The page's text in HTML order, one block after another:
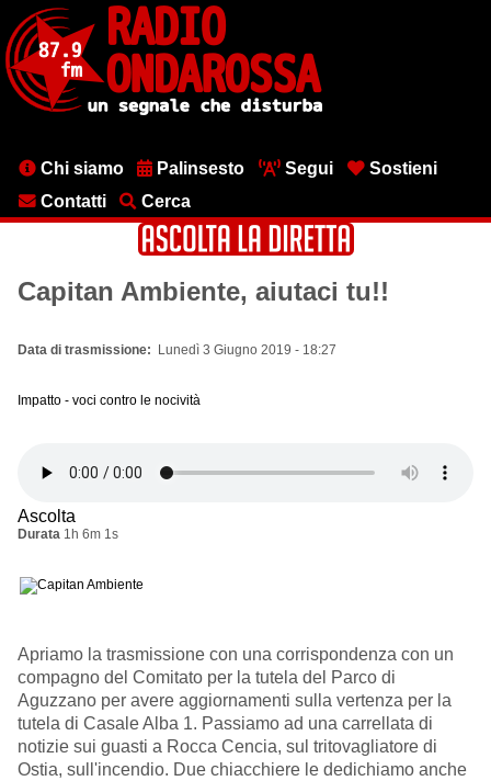
contenuto
principale
MenuChi siamo Palinsesto Segui
Sostieni
Contatti
Cerca
Capitan Ambiente, aiutaci tu!!
Data di trasmissione Lunedì 3 Giugno 2019 - 18:27
Impatto - voci contro le nocività
Ascolta
Durata 1h 6m 1s
Apriamo la trasmissione con una corrispondenza con un
compagno del Comitato per la tutela del Parco di
Aguzzano per avere aggiornamenti sulla vertenza per la
tutela di Casale Alba 1. Passiamo ad una carrellata di
notizie sui guasti a Rocca Cencia, sul tritovagliatore di
Ostia, sull'incendio. Due chiacchiere le dedichiamo anche